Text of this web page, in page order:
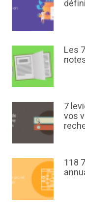
Les
7
vos
118